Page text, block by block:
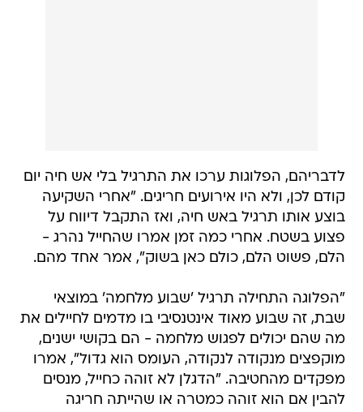
לדבריהם, הפלוגות ערכו את התרגיל בלי אש חיה יום
קודם לכן, ולא היו אירועים חריגים. "אחרי השקיעה
בוצע אותו תרגיל באש חיה, ואז התקבל דיווח על
פצוע בשטח. אחרי כמה זמן אמרו שהחייל נהרג -
הלם, פשוט הלם, כולם כאן בשוק", אמר אחד מהם.
"הפלוגה התחילה תרגיל 'שבוע מלחמה' במוצאי
שבת, זה שבוע מאוד אינטנסיבי בו מדמים לחיילים את
מה שהם יכולים לפגוש מלחמה - הם בקושי ישנים,
מוקפצים מנקודה לנקודה, העומס הוא גדול", אמרו
מפקדים מהחטיבה. "הדגלן לא זוהה כחייל, מנסים
להבין אם הוא זוהה כמטרה או שהייתה חריגה